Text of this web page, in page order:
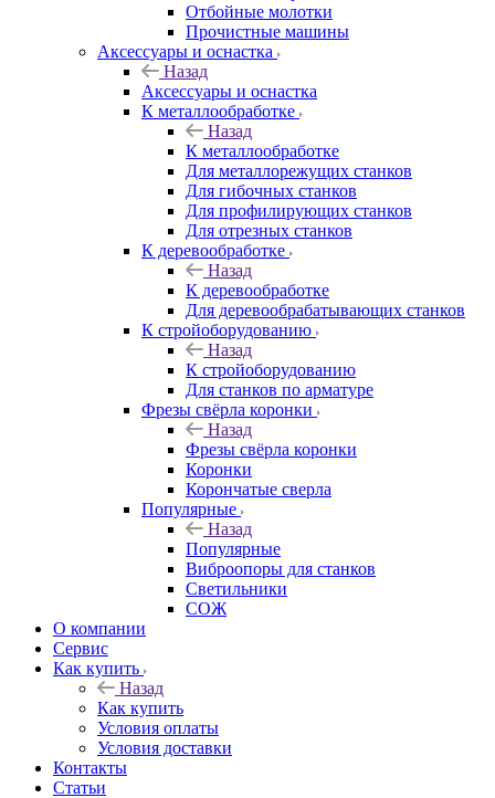
Отбойные молотки
Прочистные машины
Аксeccyapы и оснастка
Назад
Аксeccyapы и оснастка
К металлообработке
Назад
К металлообработке
Для металлорежущих станков
Для гибочных станков
Для профилирующих станков
Для отрезных станков
К деревообработке
Назад
К деревообработке
Для деревообрабатывающих станков
К стройоборудованию
Назад
К стройоборудованию
Для станков по арматуре
Фрезы свёрла коронки
Назад
Фрезы свёрла коронки
Коронки
Корончатые сверла
Популярные
Назад
Популярные
Виброопоры для станков
Светильники
СОЖ
О компании
Сервис
Как купить
Назад
Как купить
Условия оплаты
Условия доставки
Контакты
Статьи